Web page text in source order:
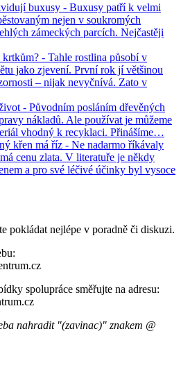
buxusy - Buxusy patří k velmi
nejen v soukromých
zámeckých parcích. Nejčastěji
krtkům? - Tahle rostlina působí v
jako zjevení. První rok jí většinou
– nijak nevyčnívá. Zato v
- Původním posláním dřevěných
nákladů. Ale používat je můžeme
vhodný k recyklaci. Přinášíme…
křen má říz - Ne nadarmo říkávaly
cenu zlata. V literatuře je někdy
a pro své léčivé účinky byl vysoce
pokládat nejlépe v poradně či diskuzi.
spolupráce směřujte na adresu:
nahradit "(zavinac)" znakem @